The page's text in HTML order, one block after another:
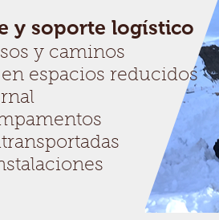
y soporte logístico
y caminos
espacios reducidos